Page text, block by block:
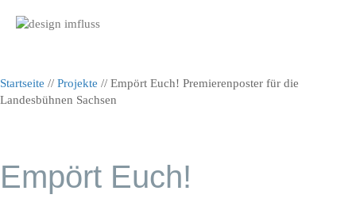
Startseite // Projekte // Empört Euch! Premierenposter für die
Landesbühnen Sachsen
Empört Euch!